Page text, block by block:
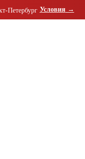
Петербург Условия →